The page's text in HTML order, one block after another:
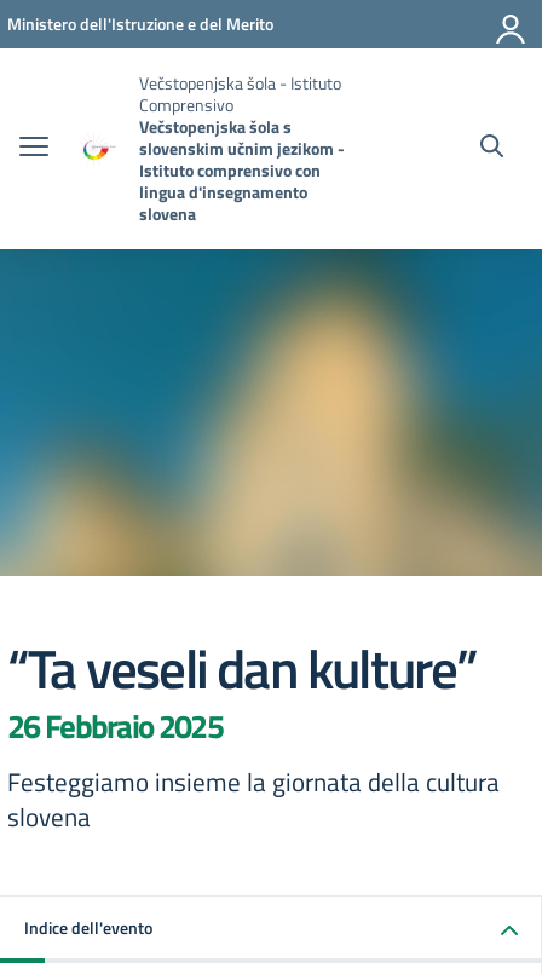
Vai ai contenuti
Vai al menu di navigazione
Vai al footer
Ministero dell'Istruzione e del Merito
Večstopenjska šola - Istituto
Comprensivo
Večstopenjska šola s
slovenskim učnim jezikom -
Istituto comprensivo con
lingua d'insegnamento
slovena
“Ta veseli dan kulture”
26 Febbraio 2025
Festeggiamo insieme la giornata della cultura
slovena
Indice dell'evento